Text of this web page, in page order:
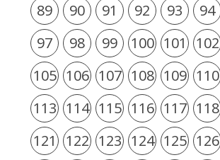
89
90 91 92 93 94
97
98 99 100 101 102
105 106 107 108 109 110
113 114 115 116 117 118
121 122 123 124 125 126